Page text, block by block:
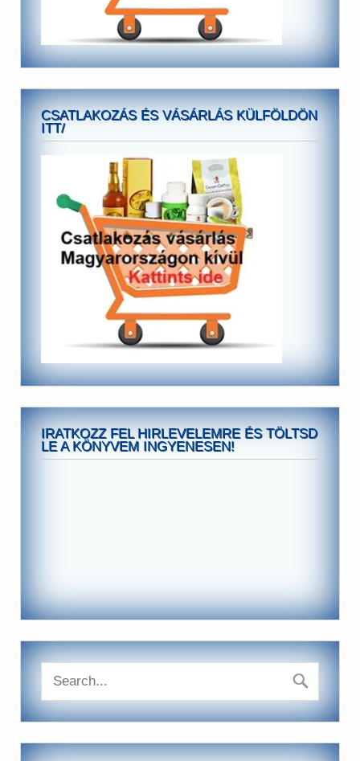
CSATLAKOZÁS ÉS VÁSÁRLÁS KÜLFÖLDÖN
ITT/
IRATKOZZ FEL HIRLEVELEMRE ÉS TÖLTSD
LE A KÖNYVEM INGYENESEN!